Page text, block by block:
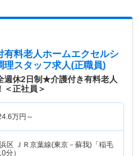
有料老人ホームエクセルシ
理スタッフ求人(正職員)
週休2日制★介護付き有料老人
＜正社員＞
万円～
区 ＪＲ京葉線(東京－蘇我)「稲毛
分）